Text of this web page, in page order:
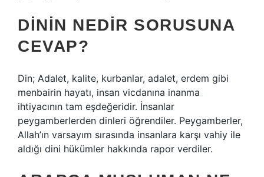
DININ NEDIR SORUSUNA
CEVAP?
Din; Adalet, kalite, kurbanlar, adalet, erdem gibi
menbairin hayatı, insan vicdanına inanma
ihtiyacının tam eşdeğeridir. İnsanlar
peygamberlerden dinleri öğrendiler. Peygamberler,
Allah’ın varsayım sırasında insanlara karşı vahiy ile
aldığı dini hükümler hakkında rapor verdiler.